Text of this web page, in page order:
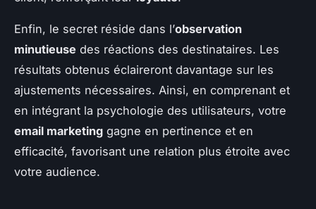
Enfin, le secret réside dans l’observation
minutieuse des réactions des destinataires. Les
résultats obtenus éclaireront davantage sur les
ajustements nécessaires. Ainsi, en comprenant et
en intégrant la psychologie des utilisateurs, votre
email marketing gagne en pertinence et en
efficacité, favorisant une relation plus étroite avec
votre audience.